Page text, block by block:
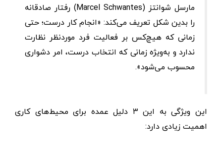
مارسل شوانتز (Marcel Schwantes) رفتار صادقانه
را بدین شکل تعریف می‌کند:‌ «انجام کار درست؛ حتی
زمانی که هیچ‌کس بر فعالیت فرد موردنظر نظارت
ندارد و به‌ویژه زمانی که انتخاب درست، امر دشواری
محسوب می‌شود».
این ویژگی به این ۳ دلیل عمده برای محیط‌های کاری
اهمیت زیادی دارد: